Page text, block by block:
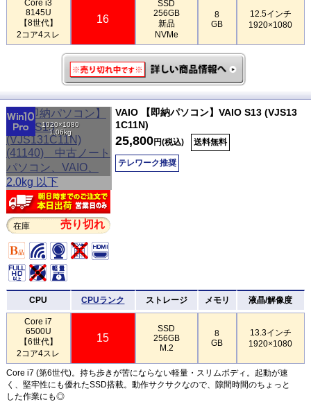
Core i3
8145U
【8世代】
2コア4スレ
16
SSD
256GB
新品
NVMe
8
GB
12.5インチ
1920×1080
1920×1080
1.06kg
在庫 売り切れ
VAIO 【即納パソコン】VAIO S13 (VJS13
1C11N)
25,800円(税込) 送料無料
テレワーク推奨
CPU CPUランク ストレージ メモリ 液晶/解像度
Core i7
6500U
【6世代】
2コア4スレ
15
SSD
256GB
M.2
8
GB
13.3インチ
1920×1080
Core i7 (第6世代)。持ち歩きが苦にならない軽量・スリムボディ。起動が速
く、堅牢性にも優れたSSD搭載。動作サクサクなので、隙間時間のちょっと
した作業にも◎